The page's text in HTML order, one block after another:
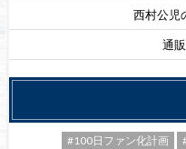
西村公児
通
#100日ファン化計画